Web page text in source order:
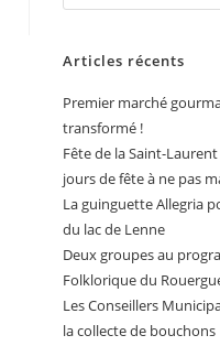
Articles récents
Premier marché
transformé !
Fête de la Saint-
jours de fête à ne pas
La guinguette Allegria
du lac de Lenne
Deux groupes au
Folklorique du
Les Conseillers
la collecte de bouchons